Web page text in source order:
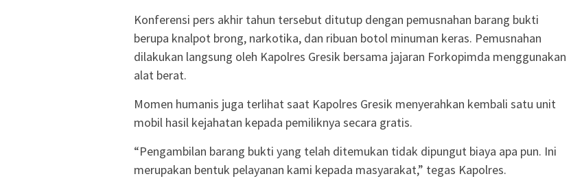
Konferensi pers akhir tahun tersebut ditutup dengan pemusnahan barang bukti
berupa knalpot brong, narkotika, dan ribuan botol minuman keras. Pemusnahan
dilakukan langsung oleh Kapolres Gresik bersama jajaran Forkopimda menggunakan
alat berat.
Momen humanis juga terlihat saat Kapolres Gresik menyerahkan kembali satu unit
mobil hasil kejahatan kepada pemiliknya secara gratis.
“Pengambilan barang bukti yang telah ditemukan tidak dipungut biaya apa pun. Ini
merupakan bentuk pelayanan kami kepada masyarakat,” tegas Kapolres.